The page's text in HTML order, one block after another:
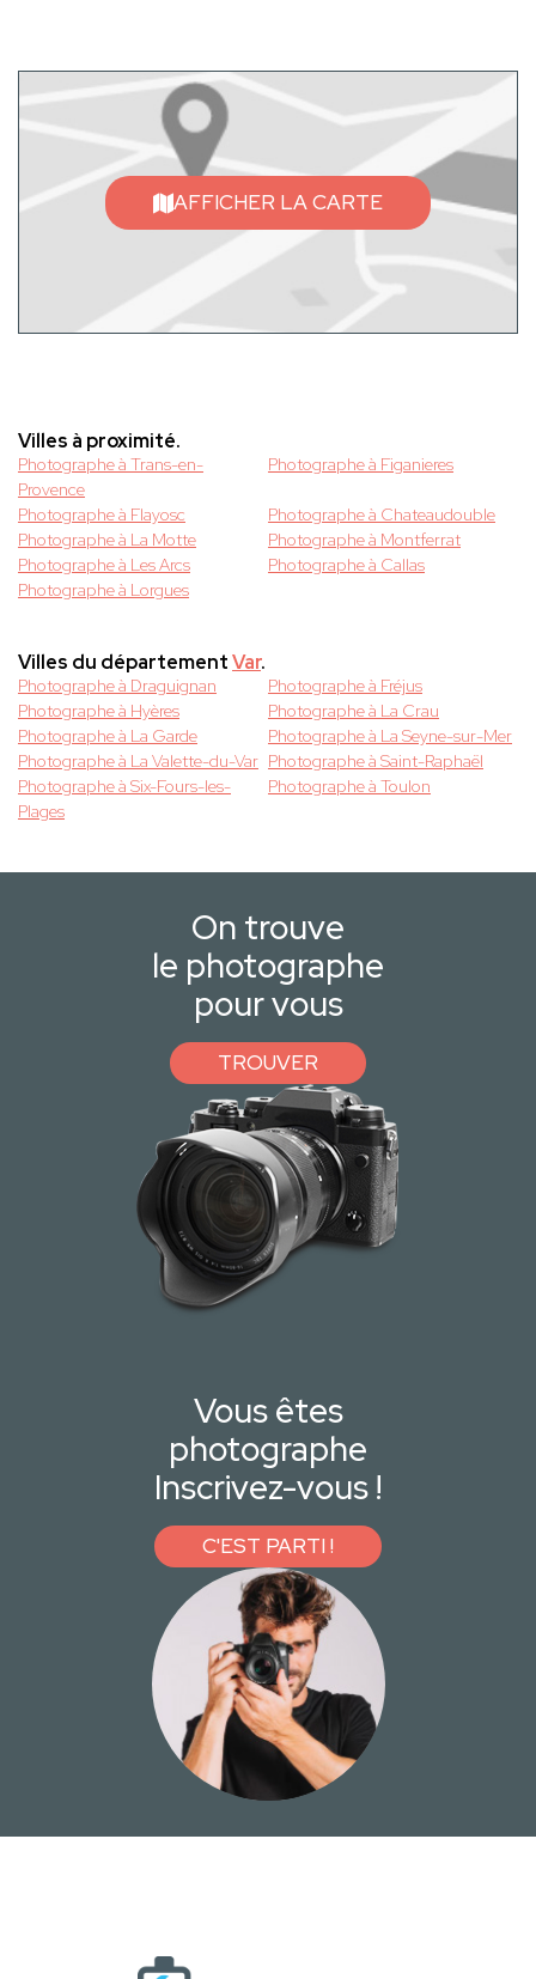
AFFICHER LA CARTE
Villes à proximité.
Photographe à Trans-en-
Provence
Photographe à Figanieres
Photographe à Flayosc
Photographe à Chateaudouble
Photographe à La Motte
Photographe à Montferrat
Photographe à Les Arcs
Photographe à Callas
Photographe à Lorgues
Villes du départementVar.
Photographe à Draguignan
Photographe à Fréjus
Photographe à Hyères
Photographe à La Crau
Photographe à La Garde
Photographe à La Seyne-sur-Mer
Photographe à La Valette-du-Var Photographe à Saint-Raphaël
Photographe à Six-Fours-les-
Plages
Photographe à Toulon
On trouve
le photographe
pour vous
TROUVER
Vous êtes
photographe
Inscrivez-vous !
C'EST PARTI !